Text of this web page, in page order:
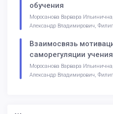
обучения
Моросанова Варвара
Александр Владимирович,
Взаимосвязь
саморегуляции учения
Моросанова Варвара
Александр Владимирович,